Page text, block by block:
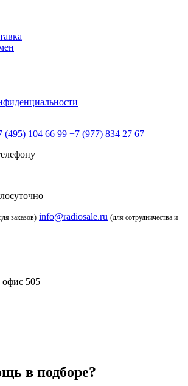
(495) 104 66 99 +7 (977) 834 27 67
заказов) info@radiosale.ru (для сотрудничества и
505
в подборе?